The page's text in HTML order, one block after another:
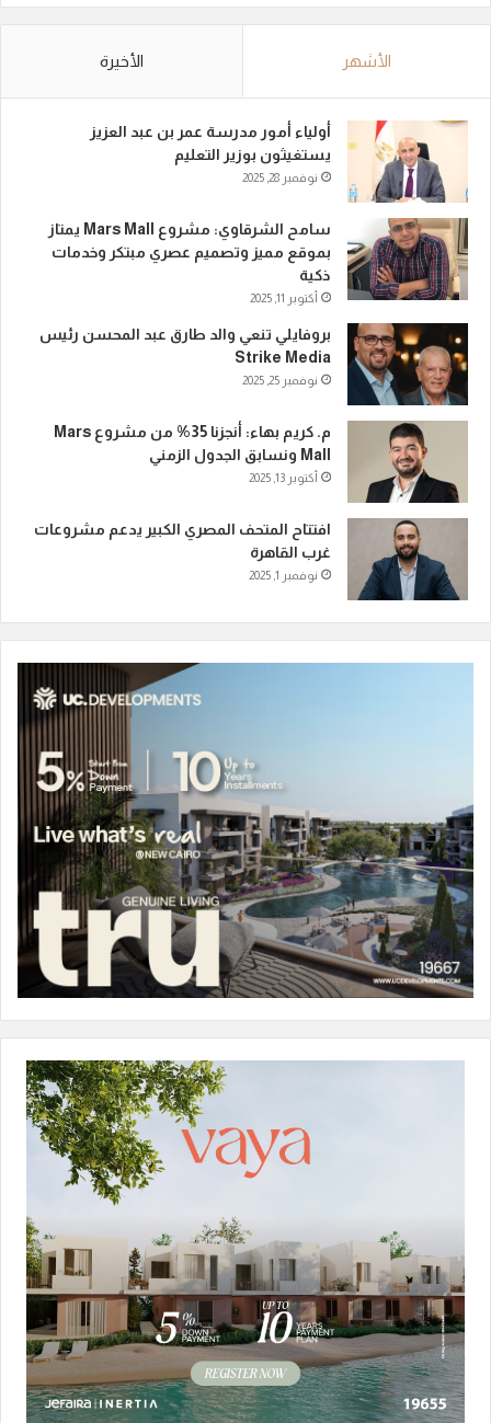
الأشهر الأخيرة
أولياء أمور مدرسة عمر بن عبد العزيز
يستغيثون بوزير التعليم
نوفمبر 28, 2025
سامح الشرقاوي: مشروع Mars Mall يمتاز
بموقع مميز وتصميم عصري مبتكر وخدمات
ذكية
أكتوبر 11, 2025
بروفايلي تنعي والد طارق عبد المحسن رئيس
Strike Media
نوفمبر 25, 2025
م. كريم بهاء: أنجزنا 35% من مشروع Mars
Mall ونسابق الجدول الزمني
أكتوبر 13, 2025
افتتاح المتحف المصري الكبير يدعم مشروعات
غرب القاهرة
نوفمبر 1, 2025